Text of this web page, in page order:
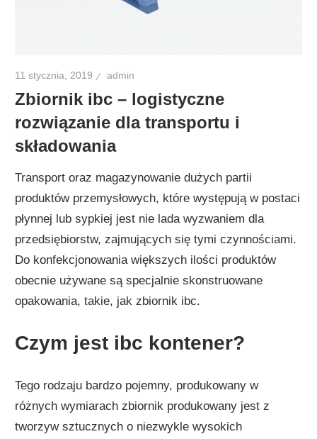
11 stycznia, 2019 admin
Zbiornik ibc – logistyczne
rozwiązanie dla transportu i
składowania
Transport oraz magazynowanie dużych partii
produktów przemysłowych, które występują w postaci
płynnej lub sypkiej jest nie lada wyzwaniem dla
przedsiębiorstw, zajmujących się tymi czynnościami.
Do konfekcjonowania większych ilości produktów
obecnie używane są specjalnie skonstruowane
opakowania, takie, jak zbiornik ibc.
Czym jest ibc kontener?
Tego rodzaju bardzo pojemny, produkowany w
różnych wymiarach zbiornik produkowany jest z
tworzyw sztucznych o niezwykle wysokich